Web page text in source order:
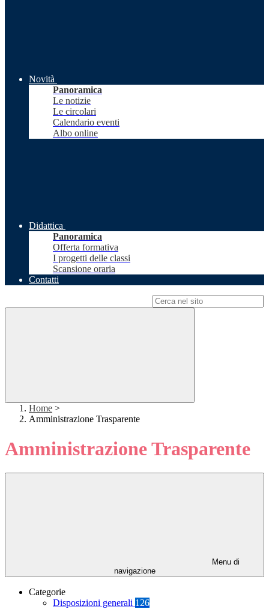
Novità
Panoramica
Le notizie
Le circolari
Calendario eventi
Albo online
Didattica
Panoramica
Offerta formativa
I progetti delle classi
Scansione oraria
Contatti
Home >
Amministrazione Trasparente
Amministrazione Trasparente
Menu di
navigazione
Categorie
Disposizioni generali 126